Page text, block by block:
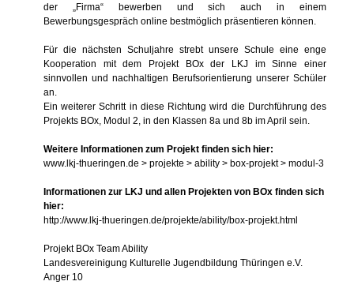
der „Firma“ bewerben und sich auch in einem
Bewerbungsgespräch online bestmöglich präsentieren können.
Für die nächsten Schuljahre strebt unsere Schule eine enge
Kooperation mit dem Projekt BOx der LKJ im Sinne einer
sinnvollen und nachhaltigen Berufsorientierung unserer Schüler
an.
Ein weiterer Schritt in diese Richtung wird die Durchführung des
Projekts BOx, Modul 2, in den Klassen 8a und 8b im April sein.
Weitere Informationen zum Projekt finden sich hier:
www.lkj-thueringen.de > projekte > ability > box-projekt > modul-3
Informationen zur LKJ und allen Projekten von BOx finden sich
hier:
http://www.lkj-thueringen.de/projekte/ability/box-projekt.html
Projekt BOx Team Ability
Landesvereinigung Kulturelle Jugendbildung Thüringen e.V.
Anger 10